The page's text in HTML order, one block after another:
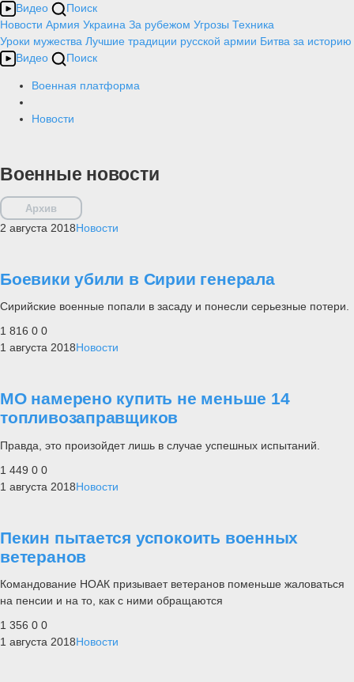
Видео
Поиск
Новости Армия Украина За рубежом Угрозы Техника
Уроки мужества Лучшие традиции русской армии Битва за историю
Видео
Поиск
Военная платформа
Новости
Военные новости
Архив
2 августа 2018Новости
Боевики убили в Сирии генерала
Сирийские военные попали в засаду и понесли серьезные потери.
1 816 0 0
1 августа 2018Новости
МО намерено купить не меньше 14
топливозаправщиков
Правда, это произойдет лишь в случае успешных испытаний.
1 449 0 0
1 августа 2018Новости
Пекин пытается успокоить военных
ветеранов
Командование НОАК призывает ветеранов поменьше жаловаться
на пенсии и на то, как с ними обращаются
1 356 0 0
1 августа 2018Новости